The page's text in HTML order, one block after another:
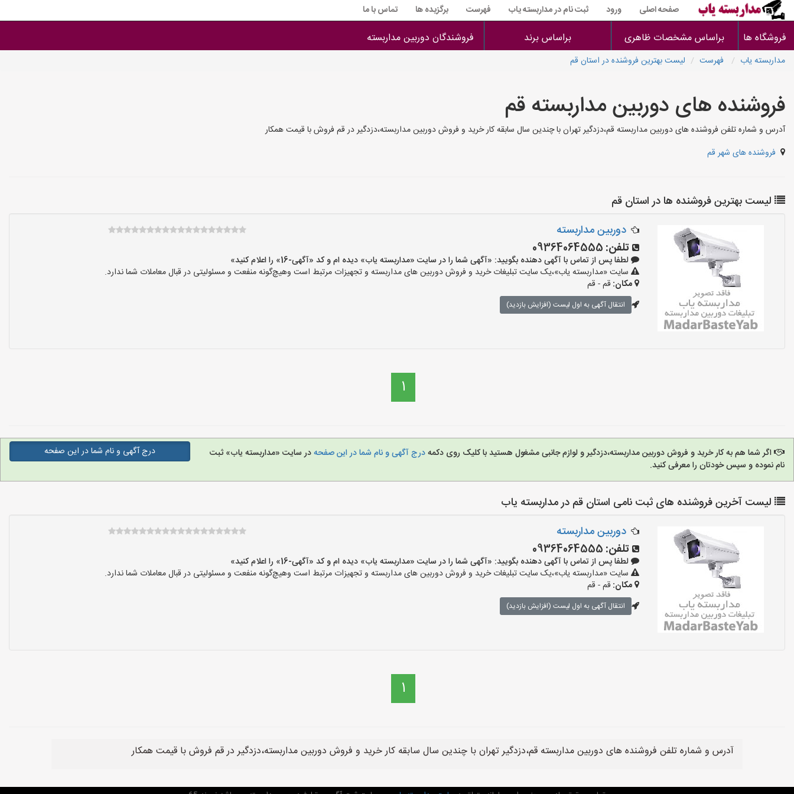
صفحه اصلی ورود ثبت نام در مداربسته یاب فهرست برگزیده ها تماس با ما
فروشگاه ها براساس مشخصات ظاهری براساس برند فروشندگان دوربین مداربسته
مداربسته یاب فهرست لیست بهترین فروشنده در استان قم
فروشنده های دوربین مداربسته قم
آدرس و شماره تلفن فروشنده های دوربین مداربسته قم،دزدگیر تهران با چندین سال سابقه کار خرید و فروش دوربین مداربسته،دزدگیر در قم فروش با قیمت همکار
فروشنده های شهر قم
لیست بهترین فروشنده ها در استان قم
دوربین مداربسته
تلفن: 09364064555
لطفا پس از تماس با آگهی دهنده بگویید: «آگهی شما را در سایت «مداربسته یاب» دیده ام و کد «آگهی-16» را اعلام کنید»
سایت «مداربسته یاب»،یک سایت تبلیغات خرید و فروش دوربین های مداربسته و تجهیزات مرتبط است وهیچ‌گونه منفعت و مسئولیتی در قبال معاملات شما ندارد.
مکان: قم - قم
انتقال آگهی به اول لیست (افزایش بازدید)
1
اگر شما هم به کار خرید و فروش دوربین مداربسته،دزدگیر و لوازم جانبی مشغول هستید با کلیک روی دکمهدرج آگهی و نام شما در این صفحهدر سایت «مداربسته یاب» ثبت
نام نموده و سپس خودتان را معرفی کنید.
درج آگهی و نام شما در این صفحه
لیست آخرین فروشنده های ثبت نامی استان قم در مداربسته یاب
دوربین مداربسته
تلفن: 09364064555
لطفا پس از تماس با آگهی دهنده بگویید: «آگهی شما را در سایت «مداربسته یاب» دیده ام و کد «آگهی-16» را اعلام کنید»
سایت «مداربسته یاب»،یک سایت تبلیغات خرید و فروش دوربین های مداربسته و تجهیزات مرتبط است وهیچ‌گونه منفعت و مسئولیتی در قبال معاملات شما ندارد.
مکان: قم - قم
انتقال آگهی به اول لیست (افزایش بازدید)
1
آدرس و شماره تلفن فروشنده های دوربین مداربسته قم،دزدگیر تهران با چندین سال سابقه کار خرید و فروش دوربین مداربسته،دزدگیر در قم فروش با قیمت همکار